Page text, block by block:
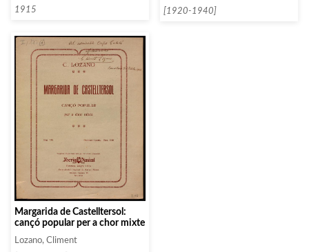
1915
[1920-1940]
Margarida de Castelltersol:
cançó popular per a chor mixte
Lozano, Climent